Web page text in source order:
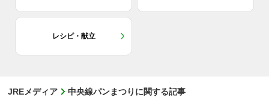
レシピ・献立
JREメディア 中央線パンまつりに関する記事